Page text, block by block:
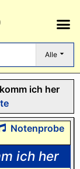
Alle
ich her
Notenprobe
ich her